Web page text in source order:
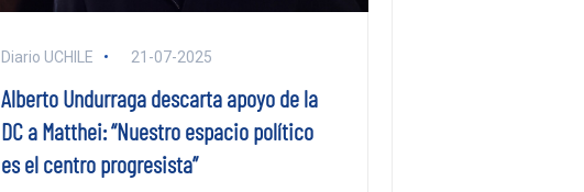
Diario UCHILE 21-07-2025
Alberto Undurraga descarta apoyo de la
DC a Matthei: “Nuestro espacio político
es el centro progresista”